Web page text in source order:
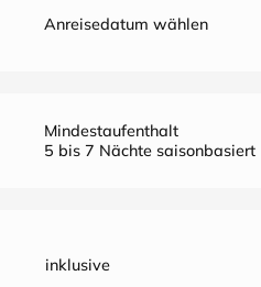
Anreisedatum wählen
Mindestaufenthalt
5 bis 7 Nächte saisonbasiert
inklusive